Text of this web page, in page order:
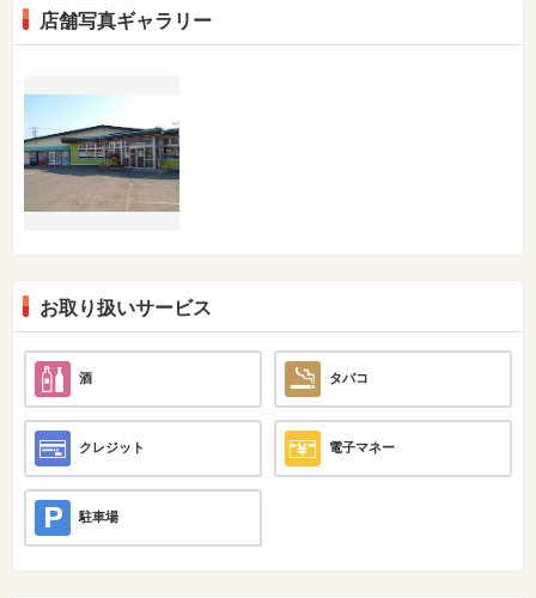
店舗写真ギャラリー
お取り扱いサービス
酒 タバコ
クレジット 電子マネー
駐車場